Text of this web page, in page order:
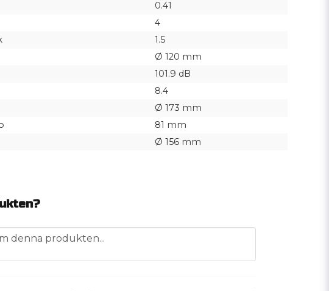
0.41
4
1.5
Ø 120 mm
101.9 dB
8.4
Ø 173 mm
81 mm
Ø 156 mm
denna produkten...